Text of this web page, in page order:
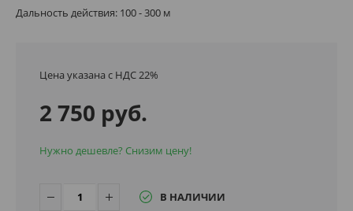
Дальность действия: 100 - 300 м
Цена указана с НДС 22%
2 750 руб.
Нужно дешевле? Снизим цену!
В НАЛИЧИИ